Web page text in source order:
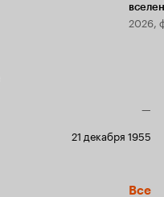
2026,
—
21 декабря 1955
Все